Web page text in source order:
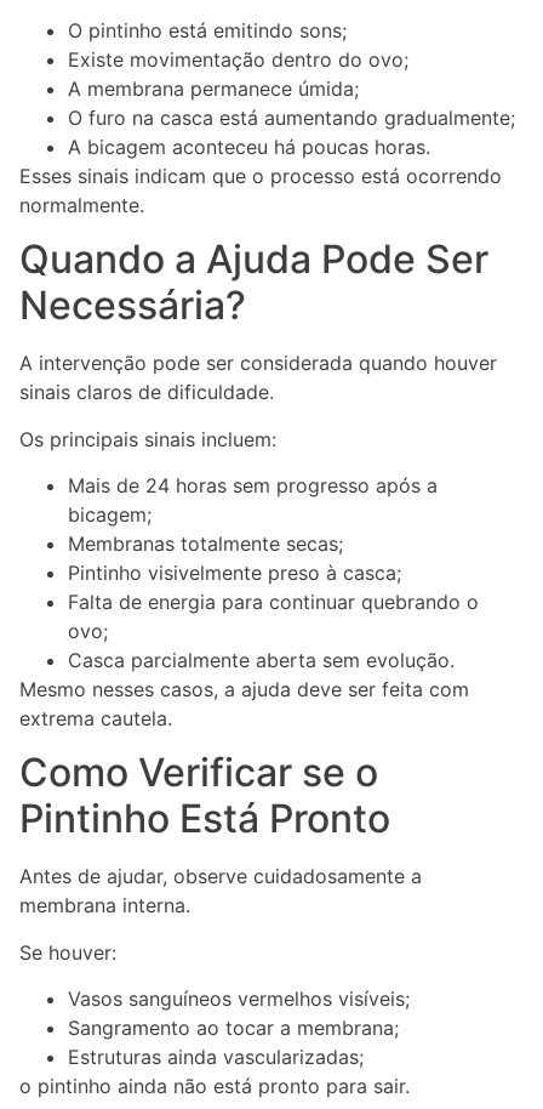
O pintinho está emitindo sons;
Existe movimentação dentro do ovo;
A membrana permanece úmida;
O furo na casca está aumentando gradualmente;
A bicagem aconteceu há poucas horas.
Esses sinais indicam que o processo está ocorrendo
normalmente.
Quando a Ajuda Pode Ser
Necessária?
A intervenção pode ser considerada quando houver
sinais claros de dificuldade.
Os principais sinais incluem:
Mais de 24 horas sem progresso após a
bicagem;
Membranas totalmente secas;
Pintinho visivelmente preso à casca;
Falta de energia para continuar quebrando o
ovo;
Casca parcialmente aberta sem evolução.
Mesmo nesses casos, a ajuda deve ser feita com
extrema cautela.
Como Verificar se o
Pintinho Está Pronto
Antes de ajudar, observe cuidadosamente a
membrana interna.
Se houver:
Vasos sanguíneos vermelhos visíveis;
Sangramento ao tocar a membrana;
Estruturas ainda vascularizadas;
o pintinho ainda não está pronto para sair.